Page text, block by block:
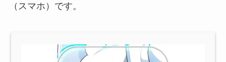
（スマホ）です。